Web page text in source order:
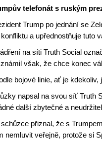
telefonát s ruským
Trump po jednání se
a upřednostňuje tuto
na síti Truth Social
však, že chce konec
bojové linie, ať je
napsal na svou síť Truth
další zbytečné a
přiznal, že s
nemluvit veřejně, protože si